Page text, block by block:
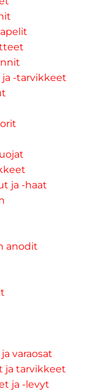
ja -tarvikkeet
ja -haat
anodit
varaosat
ja tarvikkeet
ja -levyt